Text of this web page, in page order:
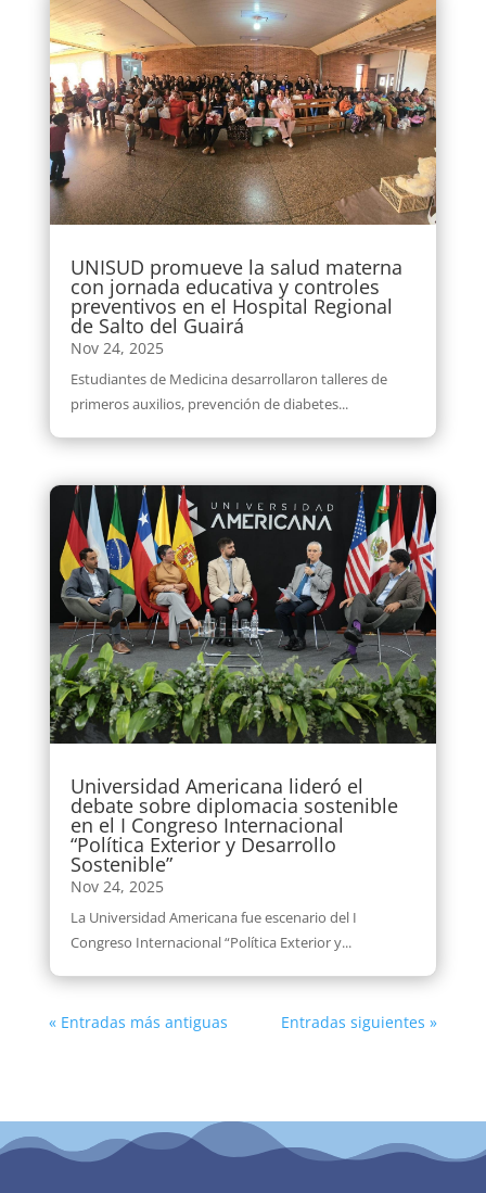
UNISUD promueve la salud materna
con jornada educativa y controles
preventivos en el Hospital Regional
de Salto del Guairá
Nov 24, 2025
Estudiantes de Medicina desarrollaron talleres de
primeros auxilios, prevención de diabetes...
Universidad Americana lideró el
debate sobre diplomacia sostenible
en el I Congreso Internacional
“Política Exterior y Desarrollo
Sostenible”
Nov 24, 2025
La Universidad Americana fue escenario del I
Congreso Internacional “Política Exterior y...
« Entradas más antiguas Entradas siguientes »